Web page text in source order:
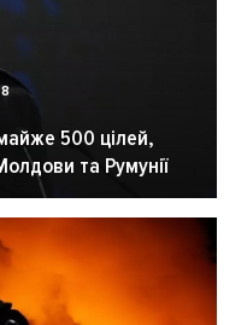
500 цілей,
та Румунії